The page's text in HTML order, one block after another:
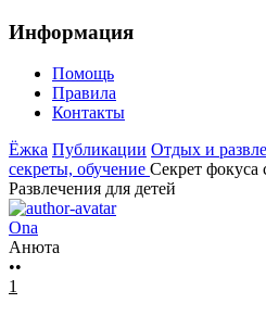
Информация
Помощь
Правила
Контакты
Ёжка Публикации Отдых и
секреты, обучение Секрет фокуса
Развлечения для детей
Ona
Анюта
••
1